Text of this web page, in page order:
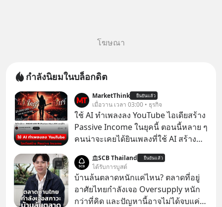
โฆษณา
กำลังนิยมในบล็อกดิต
MarketThink ยืนยันแล้ว
เมื่อวาน เวลา 03:00 • ธุรกิจ
ใช้ AI ทำเพลงลง YouTube ไอเดียสร้าง
Passive Income ในยุคนี้ ตอนนี้หลาย ๆ
คนน่าจะเคยได้ยินเพลงที่ใช้ AI สร้าง
รู้ตัวเรา” จากช่องชื่อว่า UNHEARD
MUSIC ที่ตอนนี้มียอดรับชมกว่า 26
ล้านครั้งแล้ว
SCB Thailand ยืนยันแล้ว
ได้รับการบูสต์
บ้านล้นตลาดหนักแค่ไหน? ตลาดที่อยู่
อาศัยไทยกำลังเจอ Oversupply หนัก
กว่าที่คิด และปัญหานี้อาจไม่ได้จบแค่